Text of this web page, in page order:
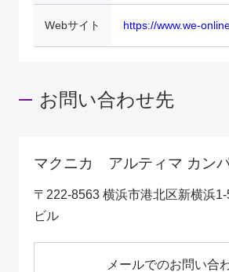
Webサイト https://www.we-
お問い合わせ先
マクニカ アルティマ カン
〒222-8563 横浜市港北区新横浜
ビル
メールでのお問い合